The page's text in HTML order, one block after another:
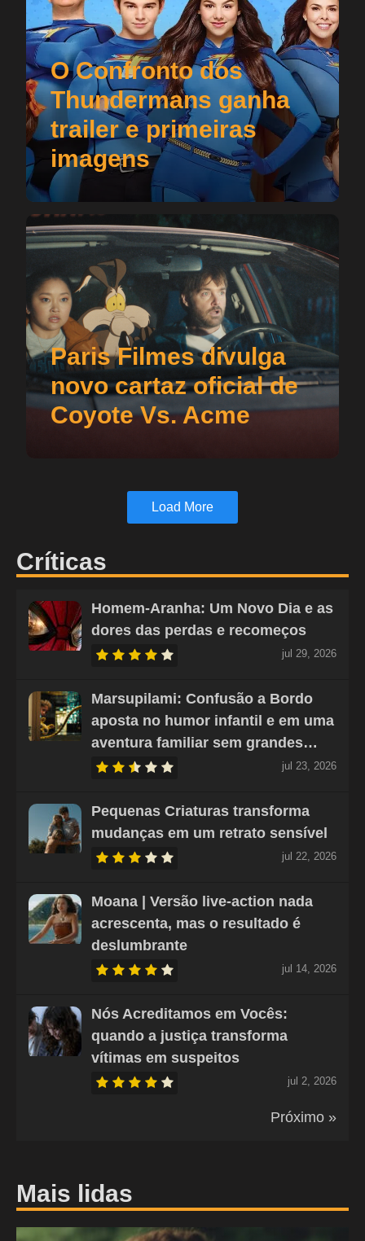
O Confronto dos
Thundermans ganha
trailer e primeiras
imagens
Paris Filmes divulga
novo cartaz oficial de
Coyote Vs. Acme
Load More
Críticas
Homem-Aranha: Um Novo Dia e as
dores das perdas e recomeços
jul 29, 2026
Marsupilami: Confusão a Bordo
aposta no humor infantil e em uma
aventura familiar sem grandes…
jul 23, 2026
Pequenas Criaturas transforma
mudanças em um retrato sensível
jul 22, 2026
Moana | Versão live-action nada
acrescenta, mas o resultado é
deslumbrante
jul 14, 2026
Nós Acreditamos em Vocês:
quando a justiça transforma
vítimas em suspeitos
jul 2, 2026
Próximo »
Mais lidas